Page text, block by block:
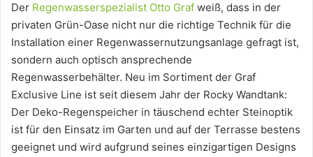
Der Regenwasserspezialist Otto Graf weiß, dass in der
privaten Grün-Oase nicht nur die richtige Technik für die
Installation einer Regenwassernutzungsanlage gefragt ist,
sondern auch optisch ansprechende
Regenwasserbehälter. Neu im Sortiment der Graf
Exclusive Line ist seit diesem Jahr der Rocky Wandtank:
Der Deko-Regenspeicher in täuschend echter Steinoptik
ist für den Einsatz im Garten und auf der Terrasse bestens
geeignet und wird aufgrund seines einzigartigen Designs